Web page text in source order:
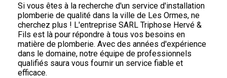
Si vous êtes à la recherche d'un service d'installation
plomberie de qualité dans la ville de Les Ormes, ne
cherchez plus ! L'entreprise SARL Triphose Hervé &
Fils est là pour répondre à tous vos besoins en
matière de plomberie. Avec des années d'expérience
dans le domaine, notre équipe de professionnels
qualifiés saura vous fournir un service fiable et
efficace.